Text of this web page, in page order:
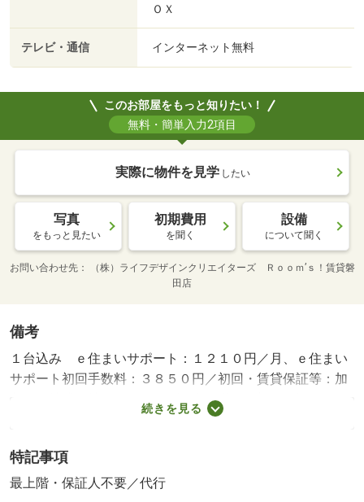
ＯＸ
テレビ・通信 インターネット無料
このお部屋をもっと知りたい！
無料・簡単入力2項目
実際に物件を見学 したい
写真
をもっと見たい
初期費用
を聞く
設備
について聞く
お問い合わせ先
（株）ライフデザインクリエイターズ Ｒｏｏｍ’ｓ！賃貸磐
田店
備考
１台込み ｅ住まいサポート：１２１０円／月、ｅ住まい
サポート初回手数料：３８５０円／初回・賃貸保証等：加
入要（株式会社クレディセゾン利用必須 初回保証
料・・・賃料総額の５０％（最低保証料２０，０００
５００円）口座振替手数料 ２２０円）・鍵交換代：あり
１２，１００円～・維持費等：町会費８００円／月・静岡
続きを見る
特記事項
最上階・保証人不要／代行